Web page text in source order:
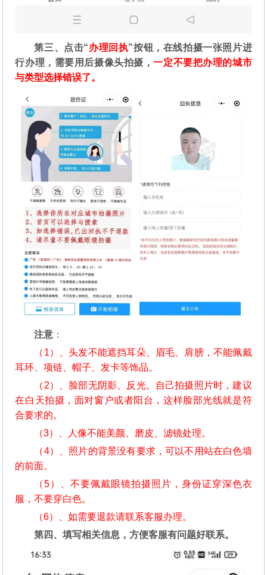
第三、点击“办理回执”按钮，在线拍摄一张照片进
行办理，需要用后摄像头拍摄，一定不要把办理的城市
与类型选择错误了。
注意 ：
（1）、头发不能遮挡耳朵、眉毛、肩膀，不能佩戴
耳环、项链、帽子、发卡等饰品。
（2）、脸部无阴影、反光。自己拍摄照片时，建议
在白天拍摄，面对窗户或者阳台，这样脸部光线就是符
合要求的。
（3）、人像不能美颜、磨皮、滤镜处理。
（4）、照片的背景没有要求，可以不用站在白色墙
的前面。
（5）、不要佩戴眼镜拍摄照片，身份证穿深色衣
服，不要穿白色。
（6）、如需要退款请联系客服办理。
第四、填写相关信息，方便客服有问题好联系。